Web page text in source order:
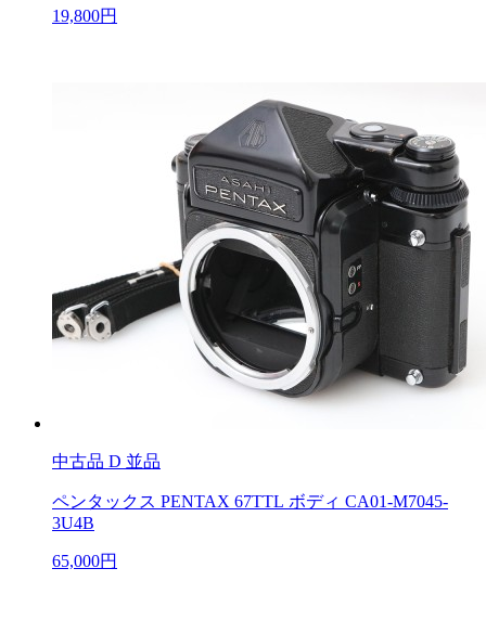
19,800円
中古品 D 並品
ペンタックス PENTAX 67TTL ボディ CA01-M7045-
3U4B
65,000円